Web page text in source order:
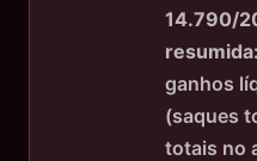
14.790/
resumida:
ganhos
(saques
totais no